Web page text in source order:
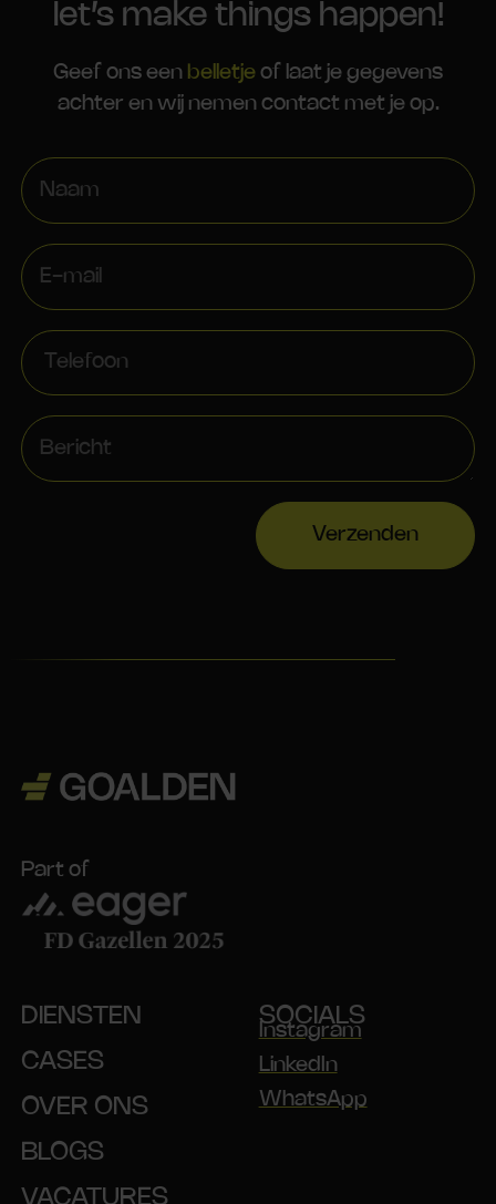
let’s make things happen!
Geef ons een belletje of laat je gegevens
achter en wij nemen contact met je op.
Verzenden
Part of
DIENSTEN
CASES
OVER ONS
BLOGS
VACATURES
SOCIALS
Instagram
LinkedIn
WhatsApp